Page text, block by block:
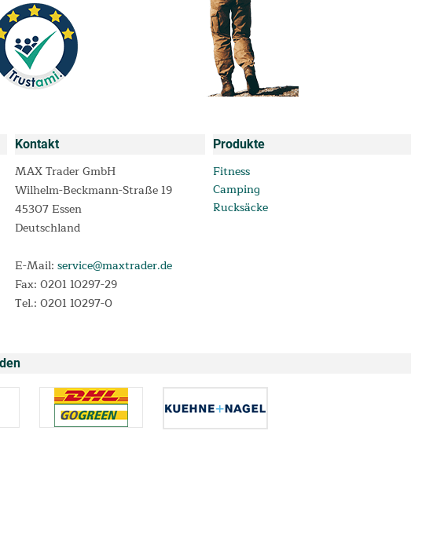
Kontakt
MAX Trader GmbH
Wilhelm-Beckmann-Straße 19
45307 Essen
Deutschland
E-Mail: service@maxtrader.de
Fax: 0201 10297-29
Tel.: 0201 10297-0
Produkte
Fitness
Camping
Rucksäcke